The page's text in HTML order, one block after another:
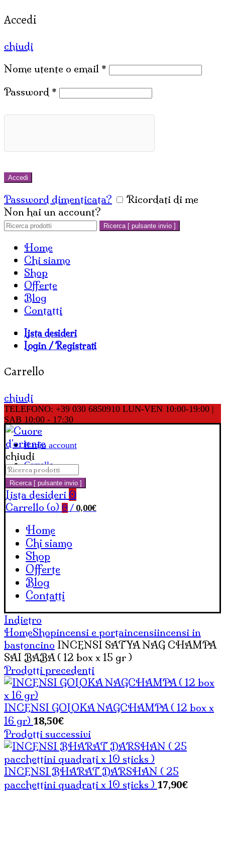
Accedi
chiudi
Nome utente o email *
Password *
Accedi
Password dimenticata?
Ricordati di me
Non hai un account?
Cerca:
Ricerca [ pulsante invio ]
Home
Chi siamo
Shop
Offerte
Blog
Contatti
Lista desideri
Login / Registrati
Carrello
chiudi
TELEFONO: +39 030 6850910 LUN-VEN 10:00-19:00 |
SAB 10:00 - 17:30
Il mio account
Carrello
chiudi
Cerca:
Ricerca [ pulsante invio ]
Lista desideri 0
Carrello (o) 0 / 0,00€
Home
Chi siamo
Shop
Offerte
Blog
Contatti
Indietro
HomeShopincensi e portaincensiincensi in
bastoncino INCENSI SATYA NAG CHAMPA
SAI BABA ( 12 box x 15 gr )
Prodotti precedenti
INCENSI GOLOKA NAGCHAMPA ( 12 box x
16 gr) 18,50€
Prodotti successivi
INCENSI BHARAT DARSHAN ( 25
pacchettini quadrati x 10 sticks ) 17,90€